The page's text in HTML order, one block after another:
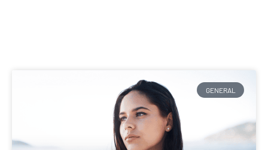
GENERAL